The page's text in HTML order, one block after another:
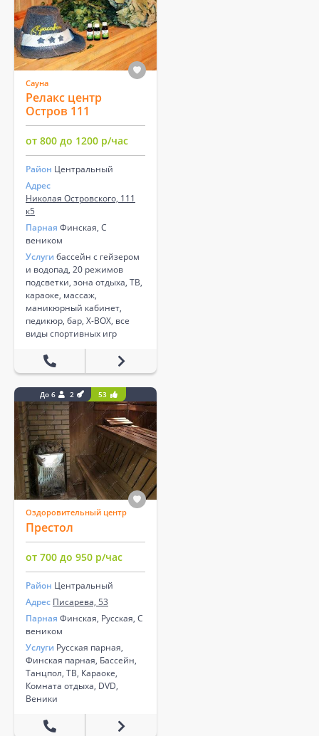
Сауна
Релакс центр
Остров 111
от 800 до 1200 р/час
Район Центральный
Адрес
Николая Островского, 111
к5
Парная Финская, С
веником
Услуги бассейн с гейзером
и водопад, 20 режимов
подсветки, зона отдыха, ТВ,
караоке, массаж,
маникюрный кабинет,
педикюр, бар, X-BOX, все
виды спортивных игр
До 6 2 53
Оздоровительный центр
Престол
от 700 до 950 р/час
Район Центральный
Адрес Писарева, 53
Парная Финская, Русская, С
веником
Услуги ​Русская парная, ​
Финская парная, ​Бассейн​,
Танцпол, ТВ, ​Караоке, ​
Комната отдыха, DVD, ​
Веники